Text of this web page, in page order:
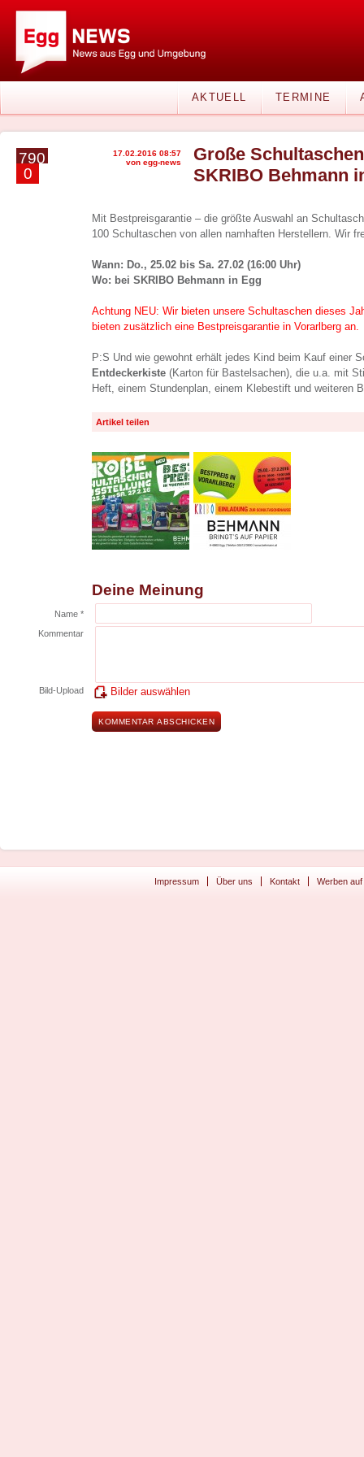
AKTUELL TERMINE
790
0
17.02.2016 08:57
von egg-news
Große
SKRIBO Behmann
Mit Bestpreisgarantie – die größte Auswahl an
100 Schultaschen von allen namhaften Herstellern. Wir
Wann: Do., 25.02 bis Sa. 27.02 (16:00 Uhr)
Wo: bei SKRIBO Behmann in Egg
Achtung NEU: Wir bieten unsere Schultaschen dieses
bieten zusätzlich eine Bestpreisgarantie in Vorarlberg an.
P:S Und wie gewohnt erhält jedes Kind beim Kauf einer
Entdeckerkiste (Karton für Bastelsachen), die u.a. mit
Heft, einem Stundenplan, einem Klebestift und weiteren
Artikel teilen
Deine Meinung
Name *
Kommentar
Bild-Upload Bilder auswählen
Impressum Über uns Kontakt Werben